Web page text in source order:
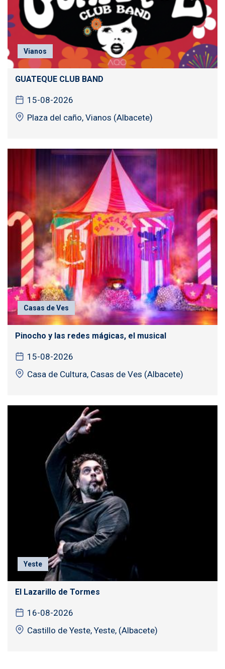
Vianos
GUATEQUE CLUB BAND
15-08-2026
Plaza del caño, Vianos (Albacete)
Casas de Ves
Pinocho y las redes mágicas, el musical
15-08-2026
Casa de Cultura, Casas de Ves (Albacete)
Yeste
El Lazarillo de Tormes
16-08-2026
Castillo de Yeste, Yeste, (Albacete)